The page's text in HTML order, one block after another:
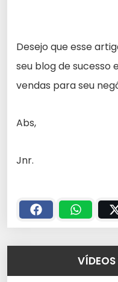
Desejo que esse
seu blog de sucesso
vendas para seu
Abs,
Jnr.